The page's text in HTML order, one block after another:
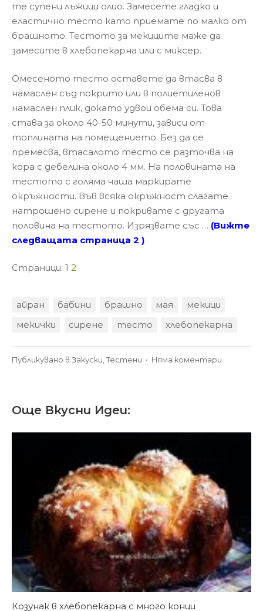
те супени лъжици олио. Замесете гладко и
еластично тесто като приемате по малко от
брашното. Тестото за мекиците маже да
замесите в хлебопекарна или с миксер.
Омесеното тесто оставете да втасва в
намаслен съд покрито или в полиетиленов
намаслен плик, докато удвои обема си. Това
става за около 40-50 минути, зависи от
топлината на помещението. Без да се
премесва, втасалото тесто се разточва на
кора с дебелина около 4 мм. На половината на
тестото с голяма чаша маркирате
окръжности. Във всяка окръжност слагате
натрошено сирене и покривате с другата
половина на тестото. Изрязвате със … (Вижте
следващата страница 2 )
Страници: 1 2
айран бабини брашно мая
мекици
мекички
сирене тесто хлебопекарна
Публикувано в Закуски, Тестени • Няма коментари
рецепта
Още Вкусни Идеи:
Козунак в хлебопекарна с много конци